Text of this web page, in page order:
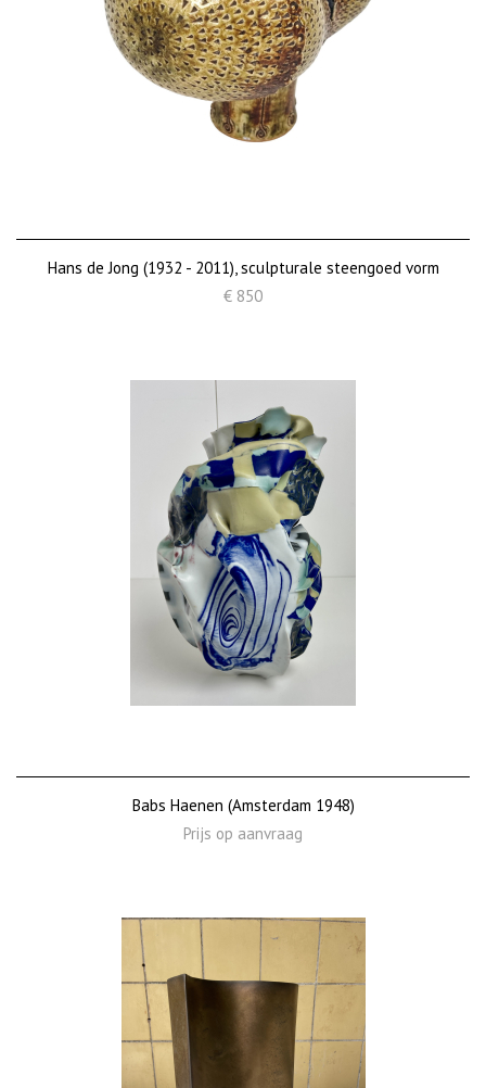
Hans de Jong (1932 - 2011), sculpturale steengoed vorm
€ 850
Babs Haenen (Amsterdam 1948)
Prijs op aanvraag